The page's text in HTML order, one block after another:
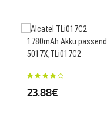
1780mAh Akku
5017X,TLi017C2
23.88€